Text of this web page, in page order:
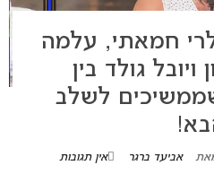
חמאתי, עלמה
ויובל גולד בין
לשלב
אביעד ברגר אין תגובות